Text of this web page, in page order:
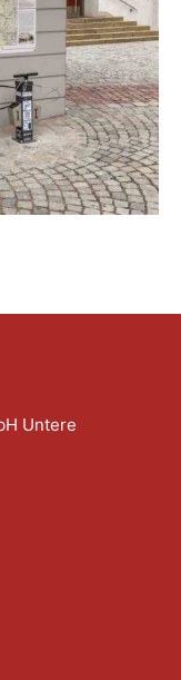
Untere